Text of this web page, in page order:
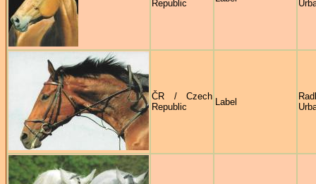
Republic
ČR / Czech
Republic
Label